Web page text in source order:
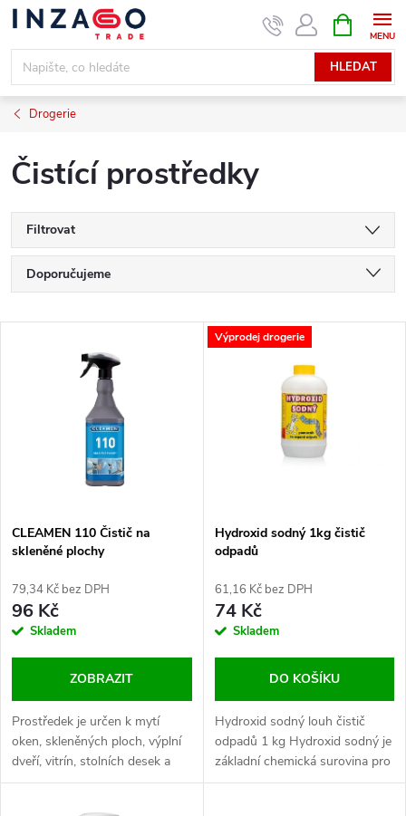
Přejít
obsah
HLEDAT
NÁKUPNÍ
KOŠÍK
Drogerie
Čistící prostředky
Filtrovat
Ř
a
p
r
o
u
k
Doporučujeme
Nejprodávanější
s
p
r
o
d
u
k
CLEAMEN 110 Čistič na
skleněné plochy
79,34 Kč bez DPH
96 Kč
Skladem
ZOBRAZIT
​Prostředek je určen k mytí
oken, skleněných ploch, výplní
dveří, vitrín, stolních desek a
všech typů zrcadel sprejovou
Výprodej drogerie
Hydroxid sodný 1kg čistič
odpadů
61,16 Kč bez DPH
74 Kč
Skladem
DO KOŠÍKU
Hydroxid sodný louh čistič
odpadů 1 kg Hydroxid sodný je
základní chemická surovina pro
obecně známé použití.